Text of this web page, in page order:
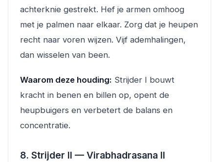
achterknie gestrekt. Hef je armen omhoog
met je palmen naar elkaar. Zorg dat je heupen
recht naar voren wijzen. Vijf ademhalingen,
dan wisselen van been.
Waarom deze houding: Strijder I bouwt
kracht in benen en billen op, opent de
heupbuigers en verbetert de balans en
concentratie.
8. Strijder II — Virabhadrasana II